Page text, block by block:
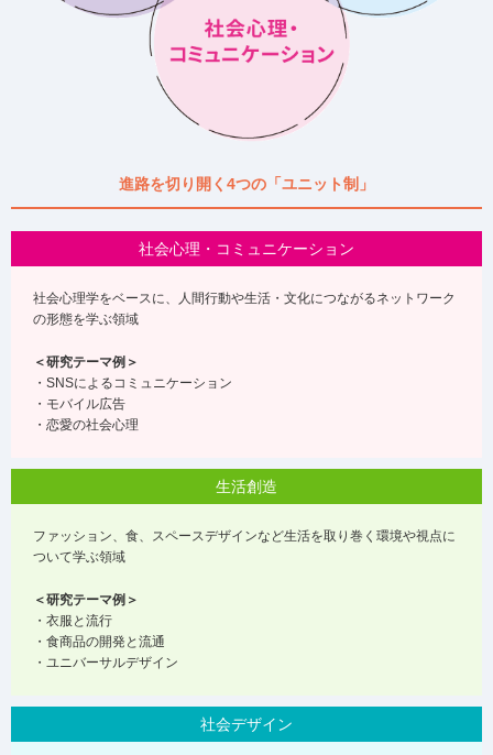
進路を切り開く4つの「ユニット制」
社会心理・コミュニケーション
社会心理学をベースに、人間行動や生活・文化につながるネットワーク
の形態を学ぶ領域
＜研究テーマ例＞
・SNSによるコミュニケーション
・モバイル広告
・恋愛の社会心理
生活創造
ファッション、食、スペースデザインなど生活を取り巻く環境や視点に
ついて学ぶ領域
＜研究テーマ例＞
・衣服と流行
・食商品の開発と流通
・ユニバーサルデザイン
社会デザイン